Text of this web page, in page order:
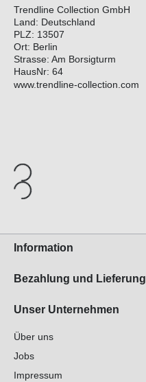
Trendline Collection GmbH
Land: Deutschland
PLZ: 13507
Ort: Berlin
Strasse: Am Borsigturm
HausNr: 64
www.trendline-collection.com
Information
Bezahlung und Lieferung
Unser Unternehmen
Über uns
Jobs
Impressum